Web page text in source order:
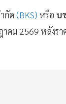
กัด (BKS) หรือ บ
คม 2569 หลังร